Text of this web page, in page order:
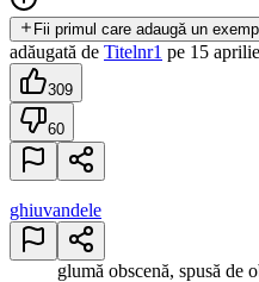
Fii primul care adaugă un
adăugată de Titelnr1 pe 15
309
60
ghiuvandele
glumă obscenă, spusă de